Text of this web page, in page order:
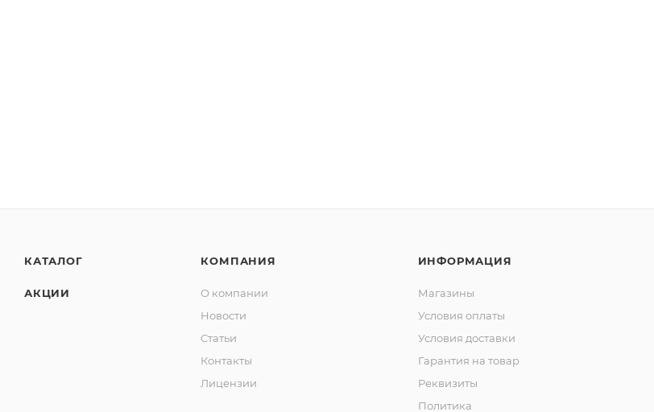
КАТАЛОГ
АКЦИИ
КОМПАНИЯ
О компании
Новости
Статьи
Контакты
Лицензии
ИНФОРМАЦИЯ
Магазины
Условия оплаты
Условия доставки
Гарантия на товар
Реквизиты
Политика